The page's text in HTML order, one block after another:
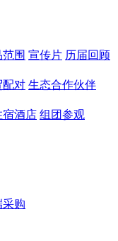
范围 宣传片 历届回顾
配对 生态合作伙伴
宿酒店 组团参观
采购